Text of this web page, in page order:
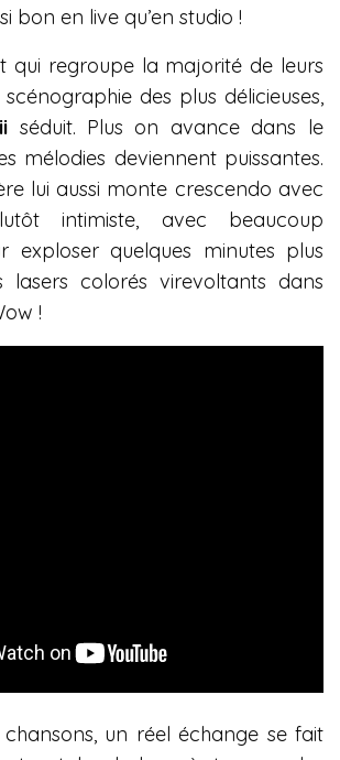
bon en live qu’en studio !
qui regroupe la majorité de leurs
des plus délicieuses,
séduit. Plus on avance dans le
mélodies deviennent puissantes.
lui aussi monte crescendo avec
intimiste, avec beaucoup
exploser quelques minutes plus
colorés virevoltants dans
!
un réel échange se fait